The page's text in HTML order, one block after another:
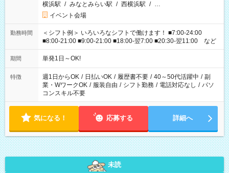
横浜駅 / みなとみらい駅 / 西横浜駅 / …
イベント会場
勤務時間
＜シフト例＞ いろいろなシフトで働けます！ ■7:00-24:00
■8:00-21:00 ■9:00-21:00 ■18:00-翌7:00 ■20:30-翌11:00 など
期間 単発1日～OK!
特徴 週1日からOK / 日払いOK / 履歴書不要 / 40～50代活躍中 / 副
業・WワークOK / 服装自由 / シフト勤務 / 電話対応なし / パソ
コンスキル不要
気になる！ 応募する 詳細へ
未読